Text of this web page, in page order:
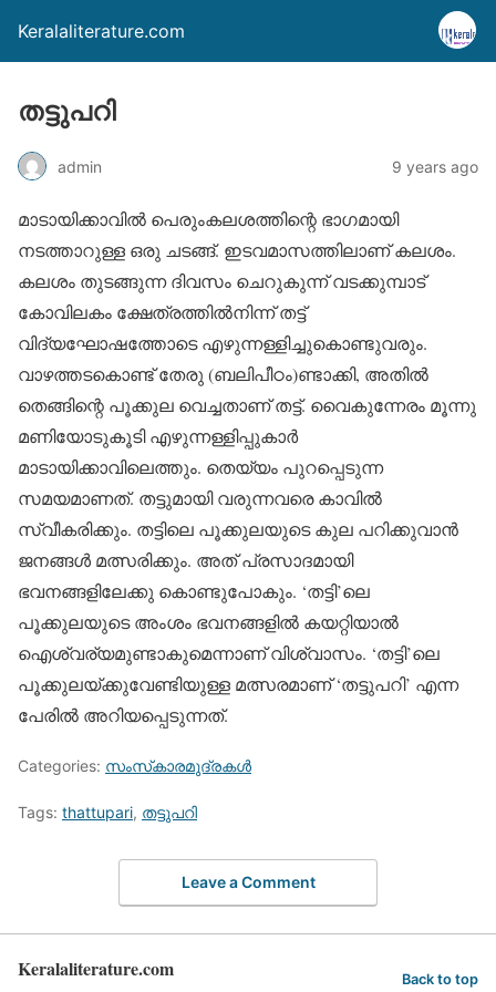
Keralaliterature.com
തട്ടുപറി
admin 9 years ago
മാടായിക്കാവില്‍ പെരുംകലശത്തിന്റെ ഭാഗമായി
നടത്താറുള്ള ഒരു ചടങ്ങ്. ഇടവമാസത്തിലാണ് കലശം.
കലശം തുടങ്ങുന്ന ദിവസം ചെറുകുന്ന് വടക്കുമ്പാട്
കോവിലകം ക്ഷേത്രത്തില്‍നിന്ന് തട്ട്
വിദ്യഘോഷത്തോടെ എഴുന്നള്ളിച്ചുകൊണ്ടുവരും.
വാഴത്തടകൊണ്ട് തേരു (ബലിപീഠം)ണ്ടാക്കി, അതില്‍
തെങ്ങിന്റെ പൂക്കുല വെച്ചതാണ് തട്ട്. വൈകുന്നേരം മൂന്നു
മണിയോടുകൂടി എഴുന്നള്ളിപ്പുകാര്‍
മാടായിക്കാവിലെത്തും. തെയ്യം പുറപ്പെടുന്ന
സമയമാണത്. തട്ടുമായി വരുന്നവരെ കാവില്‍
സ്വീകരിക്കും. തട്ടിലെ പൂക്കുലയുടെ കുല പറിക്കുവാന്‍
ജനങ്ങള്‍ മത്സരിക്കും. അത് പ്രസാദമായി
ഭവനങ്ങളിലേക്കു കൊണ്ടുപോകും. ‘തട്ടി’ലെ
പൂക്കുലയുടെ അംശം ഭവനങ്ങളില്‍ കയറ്റിയാല്‍
ഐശ്വര്യമുണ്ടാകുമെന്നാണ് വിശ്വാസം. ‘തട്ടി’ലെ
പൂക്കുലയ്ക്കുവേണ്ടിയുള്ള മത്സരമാണ് ‘തട്ടുപറി’ എന്ന
പേരില്‍ അറിയപ്പെടുന്നത്.
Categories: സംസ്‌കാരമുദ്രകള്‍
Tags: thattupari, തട്ടുപറി
Leave a Comment
Keralaliterature.com Back to top